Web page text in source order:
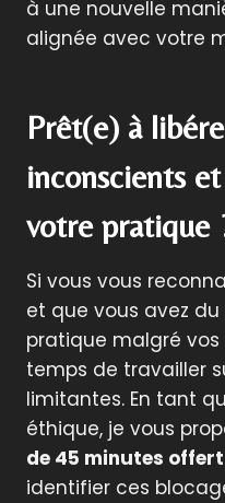
à une nouvelle
alignée avec votre
Prêt(e) à
inconscients
votre pratique
Si vous vous
et que vous avez
pratique malgré
temps de travailler
limitantes. En tant
éthique, je vous
de 45 minutes offert
identifier ces